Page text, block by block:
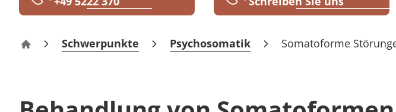
Rheumatologie
Klinik am Burggraben Bad Salzuflen
Schwerpunkte Psychosomatik Somatoforme